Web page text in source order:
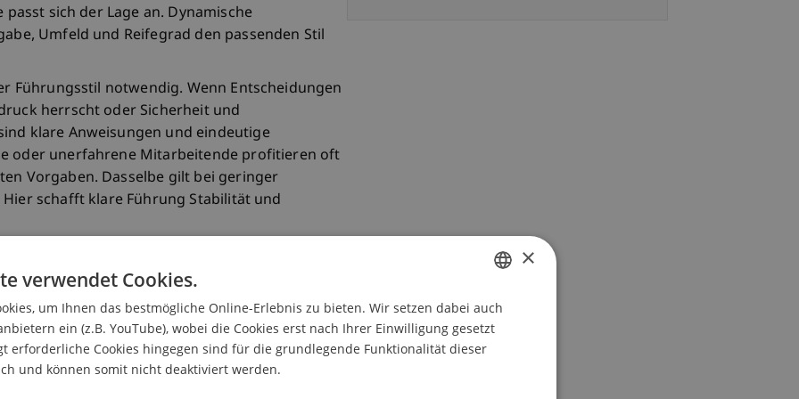
sich der Lage an. Dynamische
Umfeld und Reifegrad den passenden Stil
Führungsstil notwendig. Wenn Entscheidungen
herrscht oder Sicherheit und
klare Anweisungen und eindeutige
oder unerfahrene Mitarbeitende profitieren oft
Vorgaben. Dasselbe gilt bei geringer
schafft klare Führung Stabilität und
besonders gut. Führung erfolgt über klare
Leistungskennzahlen.
werden und welche Ergebnisse
häufig im Vertrieb oder in stark
GERMAN
ENGLISH
×
verwendet Cookies.
um Ihnen das bestmögliche Online-Erlebnis zu bieten. Wir setzen dabei auch
ein (z.B. YouTube), wobei die Cookies erst nach Ihrer Einwilligung gesetzt
erforderliche Cookies hingegen sind für die grundlegende Funktionalität dieser
und können somit nicht deaktiviert werden.